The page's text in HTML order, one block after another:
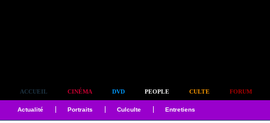
ACCUEIL CINÉMA DVD PEOPLE CULTE FORUM
Actualité Portraits Culculte Entretiens